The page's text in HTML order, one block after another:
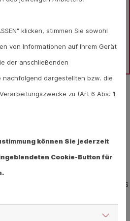
Hier gelangen Sie zur
werden wieder
nach der Erkrankung in
des Rückenmarks zurück.
sich später entlang der
und für eine Entzündung des
An den von Herpes Zoster
es dann zu dem typischen
klicken, stimmen Sie sowohl
von Informationen auf Ihrem Gerät
der anschließenden
nachfolgend dargestellten bzw. die
zu (Art 6 Abs. 1
können Sie jederzeit
Cookie-Button für